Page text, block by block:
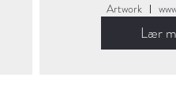
Artwork
Lær